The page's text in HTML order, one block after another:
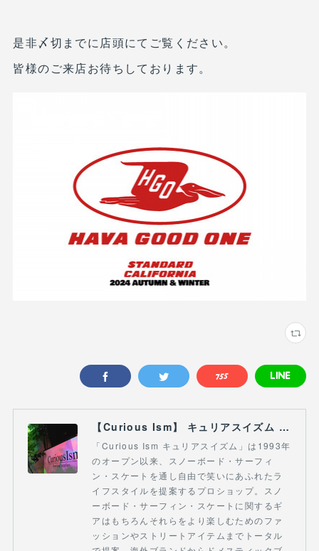
是非〆切までに店頭にてご覧ください。
皆様のご来店お待ちしております。
【Curious Ism】 キュリアスイズム l スノーボードショップ サーフショップ 福島県 会津若松市 郡山市 通販
「Curious Ism キュリアスイズム」は1993年
のオープン以来、スノーボード・サーフィ
ン・スケートを通し自由で笑いにあふれたラ
イフスタイルを提案するプロショップ。スノ
ーボード・サーフィン・スケートに関するギ
アはもちろんそれらをより楽しむためのファ
ッションやストリートアイテムまでトータル